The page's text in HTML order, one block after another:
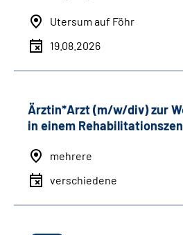
Utersum auf Föhr
19.08.2026
Ärztin*Arzt (m/w/div) zur
in einem
mehrere
verschiedene